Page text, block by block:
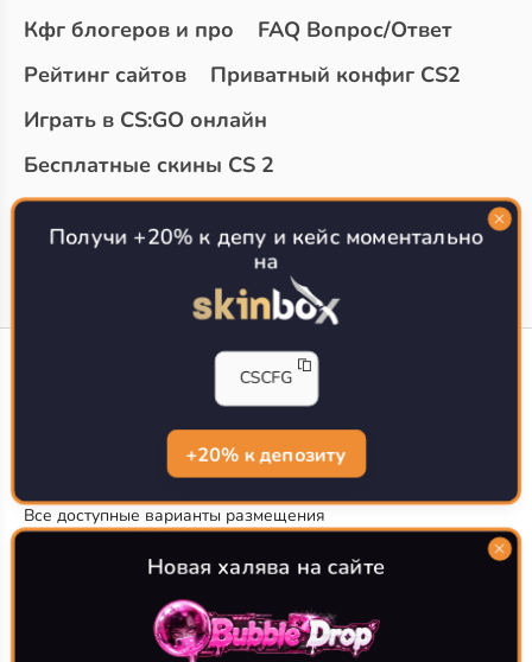
Кфг блогеров и про
FAQ Вопрос/Ответ
Рейтинг сайтов
Приватный конфиг CS2
Играть в CS:GO онлайн
Бесплатные скины CS 2
Топ сайтов с халявой КС 2
О проекте
CS-CONFIG.com © 2020-2026 г.
Политика конфиденциальности
РЕКЛАМА НА САЙТЕ
Все доступные варианты размещения
Согласие на обработку данных
О CS-CONFIG.COM
CFG pro CS 2 - именно это мы и размещаем на нашем
проекте, иными словами мы предоставляем пользователям
конфиги про игроков кс2. Также вы сможете
Получи +20% к депу и кейс моментально
на
CSCFG
+20% к депозиту
Новая халява на сайте